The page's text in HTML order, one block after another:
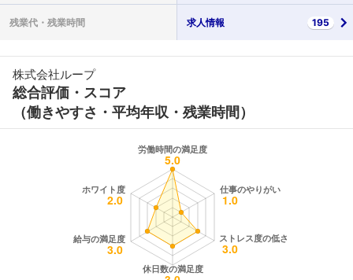
残業代・ 残業時間 求人情報 195
株式会社ループ
総合評価・スコア
（働きやすさ・平均年収・残業時間）